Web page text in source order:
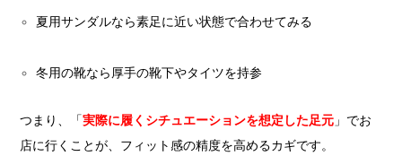
夏用サンダルなら素足に近い状態で合わせてみる
冬用の靴なら厚手の靴下やタイツを持参
つまり、「実際に履くシチュエーションを想定した足元 」でお
店に行くことが、フィット感の精度を高めるカギです。